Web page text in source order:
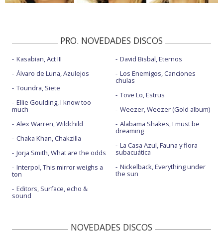
PRO. NOVEDADES DISCOS
Kasabian, Act III
Álvaro de Luna, Azulejos
Toundra, Siete
Ellie Goulding, I know too
much
Alex Warren, Wildchild
Chaka Khan, Chakzilla
Jorja Smith, What are the odds
Interpol, This mirror weighs a
ton
Editors, Surface, echo &
sound
David Bisbal, Eternos
Los Enemigos, Canciones
chulas
Tove Lo, Estrus
Weezer, Weezer (Gold album)
Alabama Shakes, I must be
dreaming
La Casa Azul, Fauna y flora
subacuática
Nickelback, Everything under
the sun
NOVEDADES DISCOS